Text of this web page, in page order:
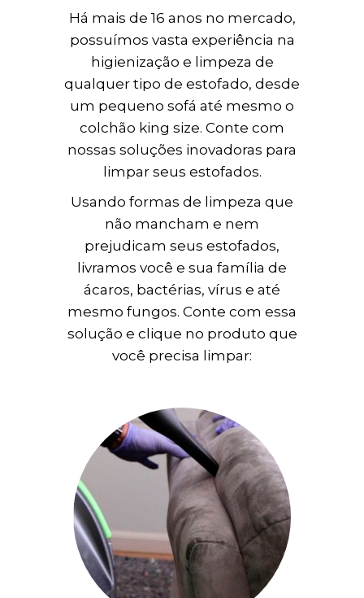
Há mais de 16 anos no mercado,
possuímos vasta experiência na
higienização e limpeza de
qualquer tipo de estofado, desde
um pequeno sofá até mesmo o
colchão king size. Conte com
nossas soluções inovadoras para
limpar seus estofados.
Usando formas de limpeza que
não mancham e nem
prejudicam seus estofados,
livramos você e sua família de
ácaros, bactérias, vírus e até
mesmo fungos. Conte com essa
solução e clique no produto que
você precisa limpar: